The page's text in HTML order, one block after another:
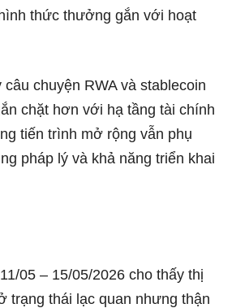
thức thưởng gắn với hoạt
chuyện RWA và stablecoin
chặt hơn với hạ tầng tài chính
tiến trình mở rộng vẫn phụ
pháp lý và khả năng triển khai
05 – 15/05/2026 cho thấy thị
trạng thái lạc quan nhưng thận